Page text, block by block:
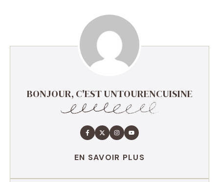
BONJOUR, C'EST UNTOURENCUISINE
EN SAVOIR PLUS